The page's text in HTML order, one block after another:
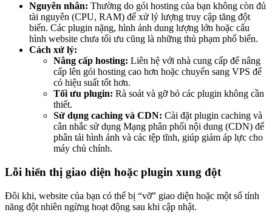
Nguyên nhân: Thường do gói hosting của bạn không còn đủ
tài nguyên (CPU, RAM) để xử lý lượng truy cập tăng đột
biến. Các plugin nặng, hình ảnh dung lượng lớn hoặc cấu
hình website chưa tối ưu cũng là những thủ phạm phổ biến.
Cách xử lý:
Nâng cấp hosting: Liên hệ với nhà cung cấp để nâng
cấp lên gói hosting cao hơn hoặc chuyển sang VPS để
có hiệu suất tốt hơn.
Tối ưu plugin: Rà soát và gỡ bỏ các plugin không cần
thiết.
Sử dụng caching và CDN: Cài đặt plugin caching và
cân nhắc sử dụng Mạng phân phối nội dung (CDN) để
phân tải hình ảnh và các tệp tĩnh, giúp giảm áp lực cho
máy chủ chính.
Lỗi hiển thị giao diện hoặc plugin xung đột
Đôi khi, website của bạn có thể bị “vỡ” giao diện hoặc một số tính
năng đột nhiên ngừng hoạt động sau khi cập nhật.